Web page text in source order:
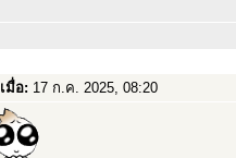
เมื่อ: 17 ก.ค. 2025, 08:20